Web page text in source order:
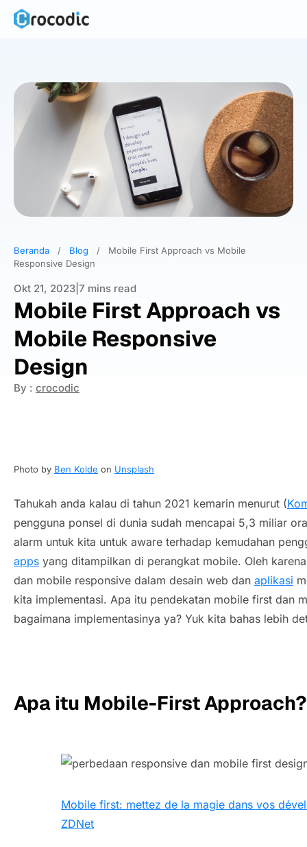
Skip
Beranda / Blog /
Mobile First Approach vs Mobile
Responsive Design
Okt 21, 2023 7 mins read
Mobile First Approach vs
Mobile Responsive
Design
By : crocodic
Photo by Ben Kolde on Unsplash
Tahukah anda kalau di tahun 2021 kemarin menurut (
pengguna ponsel di dunia sudah mencapai 5,3 miliar
alarm untuk kita untuk aware terhadap kemudahan
apps yang ditampilkan di perangkat mobile. Oleh
dan mobile responsive dalam desain web dan aplikasi
kita implementasi. Apa itu pendekatan mobile first dan
bagaimana implementasinya ya? Yuk kita bahas lebih
Apa itu Mobile-First Approach?
Mobile first: mettez de la magie dans vos
ZDNet